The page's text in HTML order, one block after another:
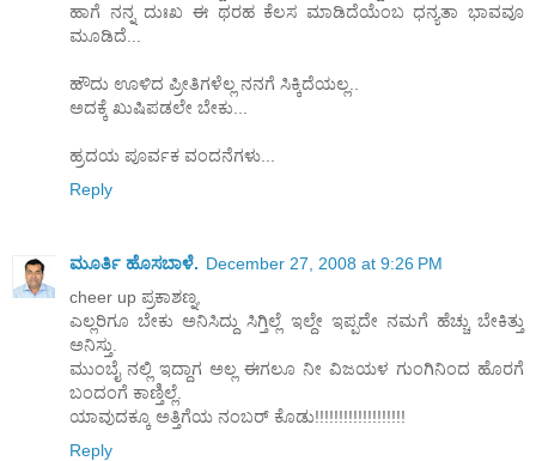
ಹಾಗೆ ನನ್ನ ದುಃಖ ಈ ಥರಹ ಕೆಲಸ ಮಾಡಿದೆಯೆಂಬ ಧನ್ಯತಾ ಭಾವವೂ
ಮೂಡಿದೆ...
ಹೌದು ಊಳಿದ ಪ್ರೀತಿಗಳೆಲ್ಲ ನನಗೆ ಸಿಕ್ಕಿದೆಯಲ್ಲ..
ಅದಕ್ಕೆ ಖುಷಿಪಡಲೇ ಬೇಕು...
ಹ್ರದಯ ಪೂರ್ವಕ ವಂದನೆಗಳು...
Reply
ಮೂರ್ತಿ ಹೊಸಬಾಳೆ. December 27, 2008 at 9:26 PM
cheer up ಪ್ರಕಾಶಣ್ನ,
ಎಲ್ಲರಿಗೂ ಬೇಕು ಅನಿಸಿದ್ದು ಸಿಗ್ತಿಲ್ಲೆ ಇಲ್ದೇ ಇಪ್ಪದೇ ನಮಗೆ ಹೆಚ್ಚು ಬೇಕಿತ್ತು
ಅನಿಸ್ತು.
ಮುಂಬೈ ನಲ್ಲಿ ಇದ್ದಾಗ ಅಲ್ಲ ಈಗಲೂ ನೀ ವಿಜಯಳ ಗುಂಗಿನಿಂದ ಹೊರಗೆ
ಬಂದಂಗೆ ಕಾಣ್ತಿಲ್ಲೆ.
ಯಾವುದಕ್ಕೂ ಅತ್ತಿಗೆಯ ನಂಬರ್ ಕೊಡು!!!!!!!!!!!!!!!!!!!
Reply